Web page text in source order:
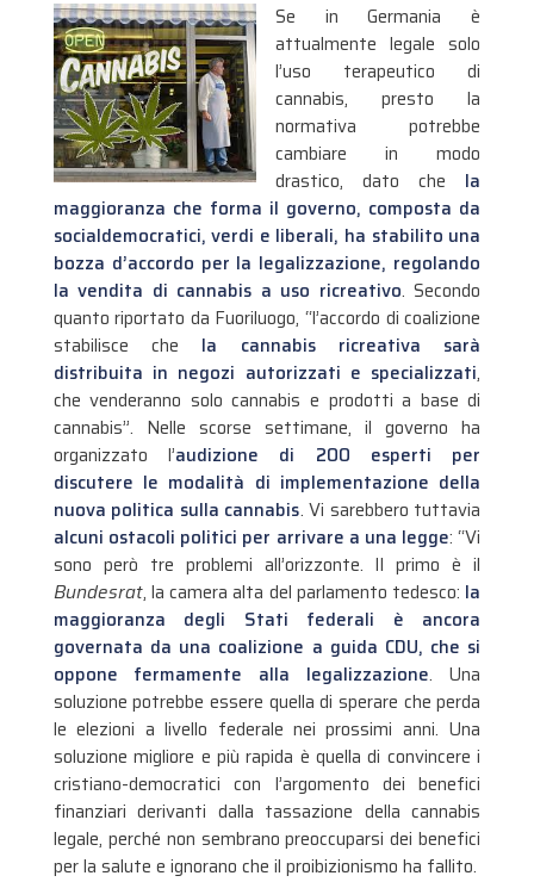
Se in Germania è
attualmente legale solo
l’uso terapeutico di
cannabis, presto la
normativa potrebbe
cambiare in modo
drastico, dato che la
maggioranza che forma il governo, composta da
socialdemocratici, verdi e liberali, ha stabilito una
bozza d’accordo per la legalizzazione, regolando
la vendita di cannabis a uso ricreativo. Secondo
quanto riportato da Fuoriluogo, “l’accordo di coalizione
stabilisce che la cannabis ricreativa sarà
distribuita in negozi autorizzati e specializzati,
che venderanno solo cannabis e prodotti a base di
cannabis”. Nelle scorse settimane, il governo ha
organizzato l’audizione di 200 esperti per
discutere le modalità di implementazione della
nuova politica sulla cannabis. Vi sarebbero tuttavia
alcuni ostacoli politici per arrivare a una legge: “Vi
sono però tre problemi all’orizzonte. Il primo è il
Bundesrat, la camera alta del parlamento tedesco: la
maggioranza degli Stati federali è ancora
governata da una coalizione a guida CDU, che si
oppone fermamente alla legalizzazione. Una
soluzione potrebbe essere quella di sperare che perda
le elezioni a livello federale nei prossimi anni. Una
soluzione migliore e più rapida è quella di convincere i
cristiano-democratici con l’argomento dei benefici
finanziari derivanti dalla tassazione della cannabis
legale, perché non sembrano preoccuparsi dei benefici
per la salute e ignorano che il proibizionismo ha fallito.